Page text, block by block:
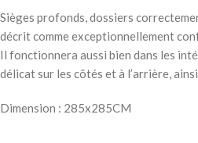
Sièges profonds, dossiers
décrit comme exceptionnellement
Il fonctionnera aussi bien dans les
délicat sur les côtés et à l’arrière,
Dimension : 285x285CM